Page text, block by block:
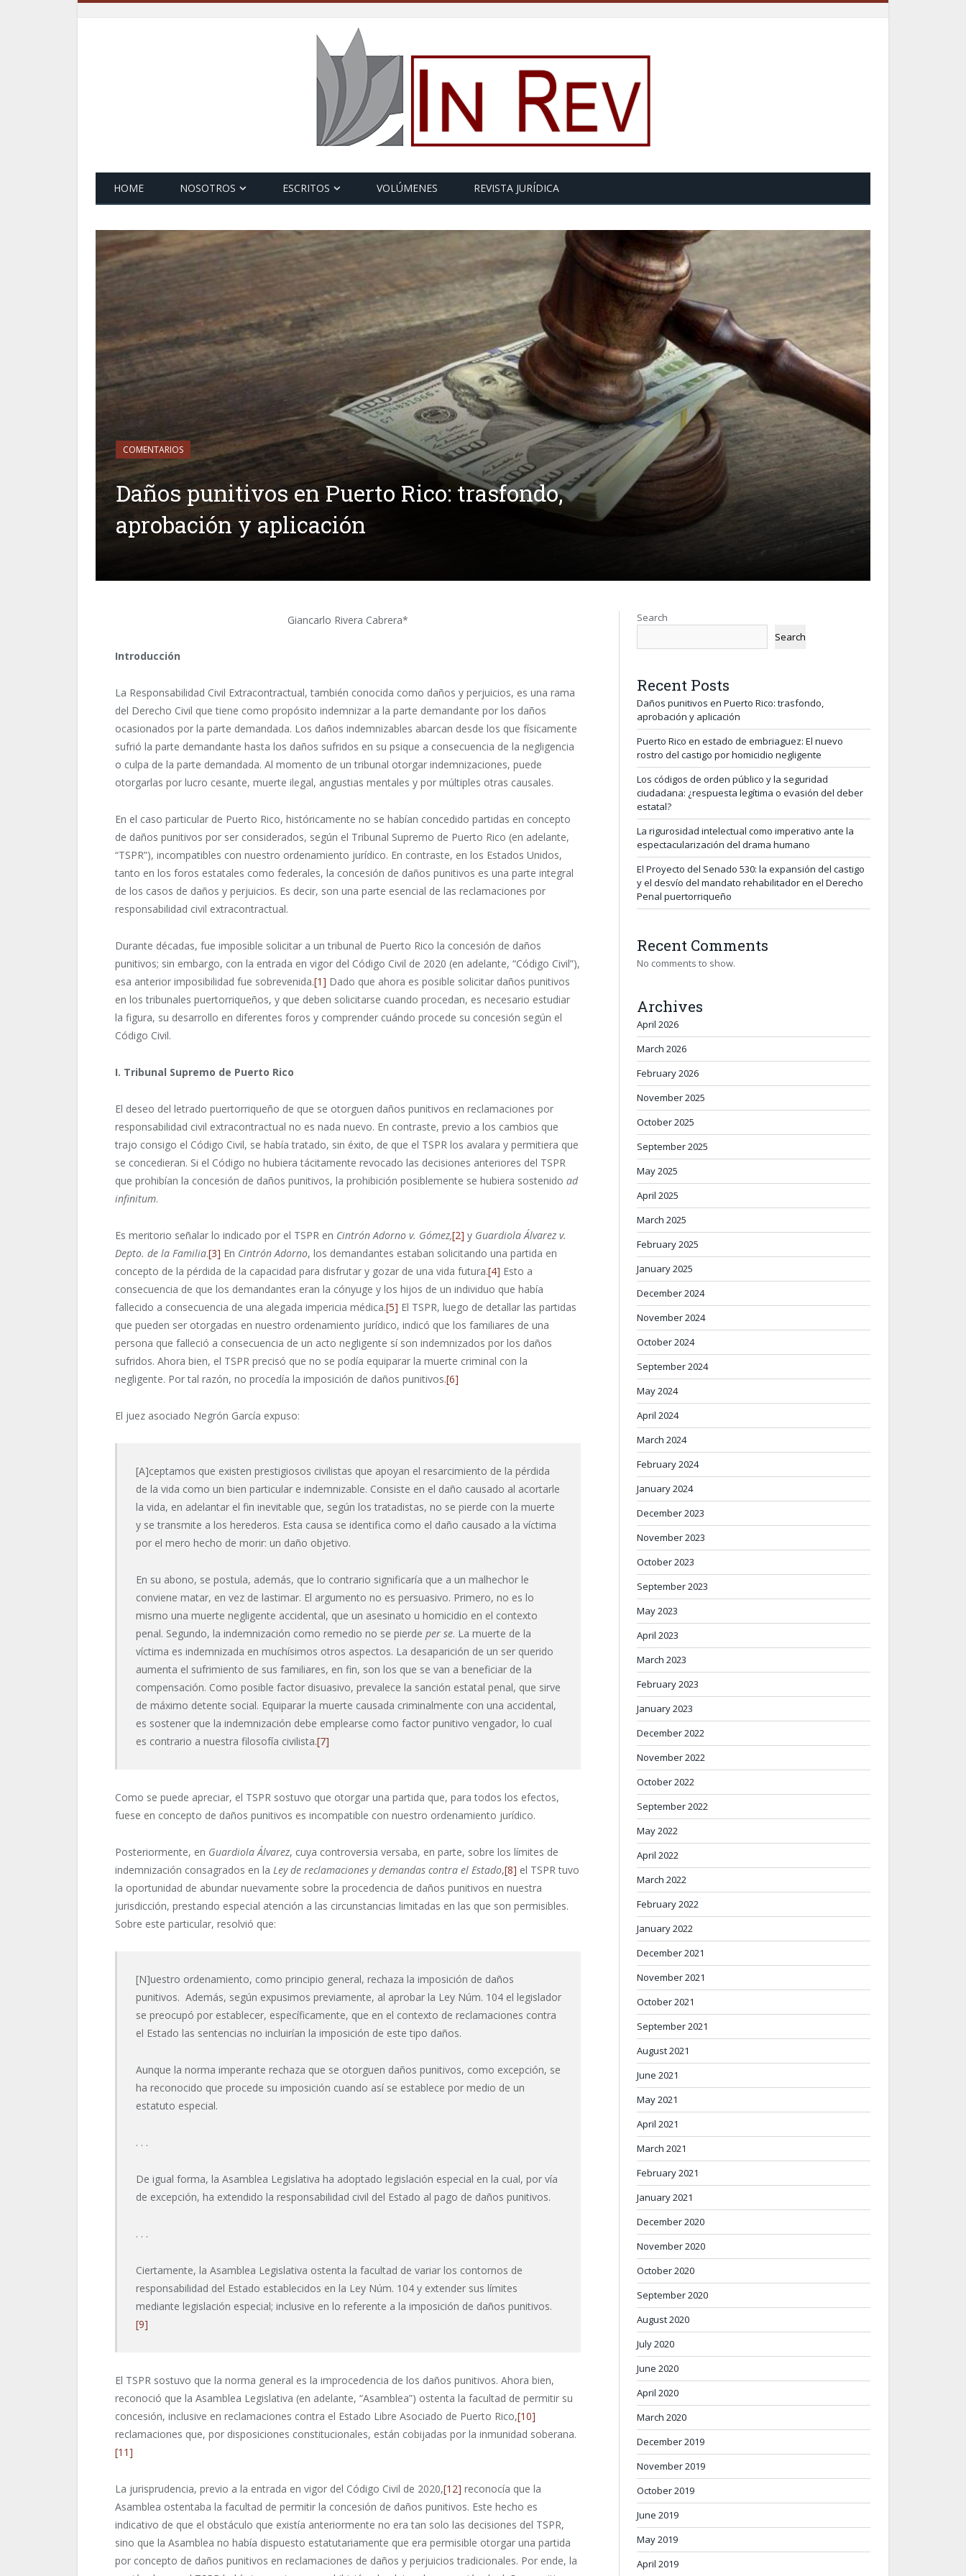
HOME NOSOTROS ESCRITOS VOLÚMENES REVISTA JURÍDICA
COMENTARIOS
Daños punitivos en Puerto Rico: trasfondo,
aprobación y aplicación
Giancarlo Rivera Cabrera*
Introducción
La Responsabilidad Civil Extracontractual, también conocida como daños y perjuicios, es una rama
del Derecho Civil que tiene como propósito indemnizar a la parte demandante por los daños
ocasionados por la parte demandada. Los daños indemnizables abarcan desde los que físicamente
sufrió la parte demandante hasta los daños sufridos en su psique a consecuencia de la negligencia
o culpa de la parte demandada. Al momento de un tribunal otorgar indemnizaciones, puede
otorgarlas por lucro cesante, muerte ilegal, angustias mentales y por múltiples otras causales.
En el caso particular de Puerto Rico, históricamente no se habían concedido partidas en concepto
de daños punitivos por ser considerados, según el Tribunal Supremo de Puerto Rico (en adelante,
“TSPR”), incompatibles con nuestro ordenamiento jurídico. En contraste, en los Estados Unidos,
tanto en los foros estatales como federales, la concesión de daños punitivos es una parte integral
de los casos de daños y perjuicios. Es decir, son una parte esencial de las reclamaciones por
responsabilidad civil extracontractual.
Durante décadas, fue imposible solicitar a un tribunal de Puerto Rico la concesión de daños
punitivos; sin embargo, con la entrada en vigor del Código Civil de 2020 (en adelante, “Código Civil”),
esa anterior imposibilidad fue sobrevenida.[1] Dado que ahora es posible solicitar daños punitivos
en los tribunales puertorriqueños, y que deben solicitarse cuando procedan, es necesario estudiar
la figura, su desarrollo en diferentes foros y comprender cuándo procede su concesión según el
Código Civil.
I. Tribunal Supremo de Puerto Rico
El deseo del letrado puertorriqueño de que se otorguen daños punitivos en reclamaciones por
responsabilidad civil extracontractual no es nada nuevo. En contraste, previo a los cambios que
trajo consigo el Código Civil, se había tratado, sin éxito, de que el TSPR los avalara y permitiera que
se concedieran. Si el Código no hubiera tácitamente revocado las decisiones anteriores del TSPR
que prohibían la concesión de daños punitivos, la prohibición posiblemente se hubiera sostenidoad
infinitum.
Es meritorio señalar lo indicado por el TSPR en Cintrón Adorno v. Gómez,[2] y Guardiola Álvarez v.
Depto. de la Familia.[3] En Cintrón Adorno, los demandantes estaban solicitando una partida en
concepto de la pérdida de la capacidad para disfrutar y gozar de una vida futura.[4] Esto a
consecuencia de que los demandantes eran la cónyuge y los hijos de un individuo que había
fallecido a consecuencia de una alegada impericia médica.[5] El TSPR, luego de detallar las partidas
que pueden ser otorgadas en nuestro ordenamiento jurídico, indicó que los familiares de una
persona que falleció a consecuencia de un acto negligente sí son indemnizados por los daños
sufridos. Ahora bien, el TSPR precisó que no se podía equiparar la muerte criminal con la
negligente. Por tal razón, no procedía la imposición de daños punitivos.[6]
El juez asociado Negrón García expuso:
[A]ceptamos que existen prestigiosos civilistas que apoyan el resarcimiento de la pérdida
de la vida como un bien particular e indemnizable. Consiste en el daño causado al acortarle
la vida, en adelantar el fin inevitable que, según los tratadistas, no se pierde con la muerte
y se transmite a los herederos. Esta causa se identifica como el daño causado a la víctima
por el mero hecho de morir: un daño objetivo.
En su abono, se postula, además, que lo contrario significaría que a un malhechor le
conviene matar, en vez de lastimar. El argumento no es persuasivo. Primero, no es lo
mismo una muerte negligente accidental, que un asesinato u homicidio en el contexto
penal. Segundo, la indemnización como remedio no se pierdeper se. La muerte de la
víctima es indemnizada en muchísimos otros aspectos. La desaparición de un ser querido
aumenta el sufrimiento de sus familiares, en fin, son los que se van a beneficiar de la
compensación. Como posible factor disuasivo, prevalece la sanción estatal penal, que sirve
de máximo detente social. Equiparar la muerte causada criminalmente con una accidental,
es sostener que la indemnización debe emplearse como factor punitivo vengador, lo cual
es contrario a nuestra filosofía civilista.[7]
Como se puede apreciar, el TSPR sostuvo que otorgar una partida que, para todos los efectos,
fuese en concepto de daños punitivos es incompatible con nuestro ordenamiento jurídico.
Posteriormente, en Guardiola Álvarez, cuya controversia versaba, en parte, sobre los límites de
indemnización consagrados en laLey de reclamaciones y demandas contra el Estado,[8] el TSPR tuvo
la oportunidad de abundar nuevamente sobre la procedencia de daños punitivos en nuestra
jurisdicción, prestando especial atención a las circunstancias limitadas en las que son permisibles.
Sobre este particular, resolvió que:
[N]uestro ordenamiento, como principio general, rechaza la imposición de daños
punitivos. Además, según expusimos previamente, al aprobar la Ley Núm. 104 el legislador
se preocupó por establecer, específicamente, que en el contexto de reclamaciones contra
el Estado las sentencias no incluirían la imposición de este tipo daños.
Aunque la norma imperante rechaza que se otorguen daños punitivos, como excepción, se
ha reconocido que procede su imposición cuando así se establece por medio de un
estatuto especial.
. . .
De igual forma, la Asamblea Legislativa ha adoptado legislación especial en la cual, por vía
de excepción, ha extendido la responsabilidad civil del Estado al pago de daños punitivos.
. . .
Ciertamente, la Asamblea Legislativa ostenta la facultad de variar los contornos de
responsabilidad del Estado establecidos en la Ley Núm. 104 y extender sus límites
mediante legislación especial; inclusive en lo referente a la imposición de daños punitivos.
[9]
El TSPR sostuvo que la norma general es la improcedencia de los daños punitivos. Ahora bien,
reconoció que la Asamblea Legislativa (en adelante, “Asamblea”) ostenta la facultad de permitir su
concesión, inclusive en reclamaciones contra el Estado Libre Asociado de Puerto Rico,[10]
reclamaciones que, por disposiciones constitucionales, están cobijadas por la inmunidad soberana.
[11]
La jurisprudencia, previo a la entrada en vigor del Código Civil de 2020,[12] reconocía que la
Asamblea ostentaba la facultad de permitir la concesión de daños punitivos. Este hecho es
indicativo de que el obstáculo que existía anteriormente no era tan solo las decisiones del TSPR,
sino que la Asamblea no había dispuesto estatutariamente que era permisible otorgar una partida
por concepto de daños punitivos en reclamaciones de daños y perjuicios tradicionales. Por ende, la
Search
Search
Recent Posts
Daños punitivos en Puerto Rico: trasfondo,
aprobación y aplicación
Puerto Rico en estado de embriaguez: El nuevo
rostro del castigo por homicidio negligente
Los códigos de orden público y la seguridad
ciudadana: ¿respuesta legítima o evasión del deber
estatal?
La rigurosidad intelectual como imperativo ante la
espectacularización del drama humano
El Proyecto del Senado 530: la expansión del castigo
y el desvío del mandato rehabilitador en el Derecho
Penal puertorriqueño
Recent Comments
No comments to show.
Archives
April 2026
March 2026
February 2026
November 2025
October 2025
September 2025
May 2025
April 2025
March 2025
February 2025
January 2025
December 2024
November 2024
October 2024
September 2024
May 2024
April 2024
March 2024
February 2024
January 2024
December 2023
November 2023
October 2023
September 2023
May 2023
April 2023
March 2023
February 2023
January 2023
December 2022
November 2022
October 2022
September 2022
May 2022
April 2022
March 2022
February 2022
January 2022
December 2021
November 2021
October 2021
September 2021
August 2021
June 2021
May 2021
April 2021
March 2021
February 2021
January 2021
December 2020
November 2020
October 2020
September 2020
August 2020
July 2020
June 2020
April 2020
March 2020
December 2019
November 2019
October 2019
June 2019
May 2019
April 2019